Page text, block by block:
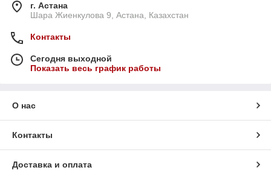
г. Астана
Шара Жиенкулова 9, Астана, Казахстан
Контакты
Сегодня выходной
Показать весь график работы
О нас
Контакты
Доставка и оплата